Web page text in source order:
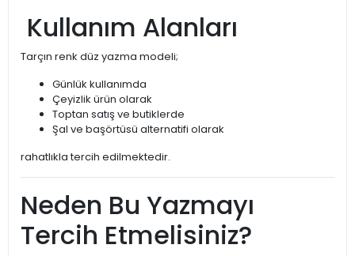
Kullanım Alanları
Tarçın renk düz yazma modeli;
Günlük kullanımda
Çeyizlik ürün olarak
Toptan satış ve butiklerde
Şal ve başörtüsü alternatifi olarak
rahatlıkla tercih edilmektedir.
Neden Bu Yazmayı
Tercih Etmelisiniz?